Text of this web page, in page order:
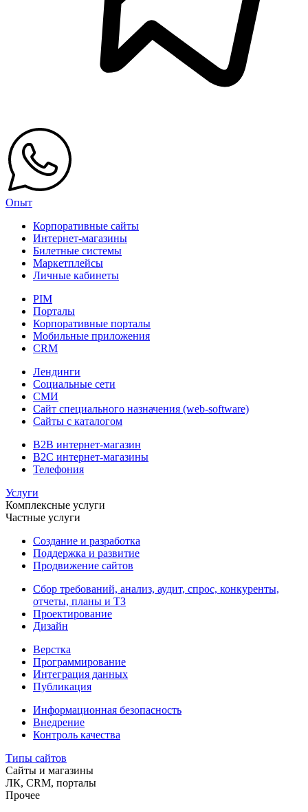
Опыт
Корпоративные сайты
Интернет-магазины
Билетные системы
Маркетплейсы
Личные кабинеты
PIM
Порталы
Корпоративные порталы
Мобильные приложения
CRM
Лендинги
Социальные сети
СМИ
Сайт специального назначения (web-software)
Сайты с каталогом
B2B интернет-магазин
B2C интернет-магазины
Телефония
Услуги
Комплексные услуги
Частные услуги
Создание и разработка
Поддержка и развитие
Продвижение сайтов
Сбор требований, анализ, аудит, спрос, конкуренты,
отчеты, планы и ТЗ
Проектирование
Дизайн
Верстка
Программирование
Интеграция данных
Публикация
Информационная безопасность
Внедрение
Контроль качества
Типы сайтов
Сайты и магазины
ЛК, CRM, порталы
Прочее